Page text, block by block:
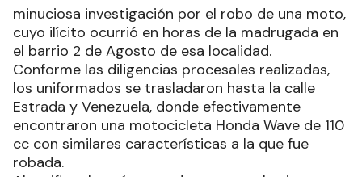
minuciosa investigación por el robo de una moto,
cuyo ilícito ocurrió en horas de la madrugada en
el barrio 2 de Agosto de esa localidad.
Conforme las diligencias procesales realizadas,
los uniformados se trasladaron hasta la calle
Estrada y Venezuela, donde efectivamente
encontraron una motocicleta Honda Wave de 110
cc con similares características a la que fue
robada.